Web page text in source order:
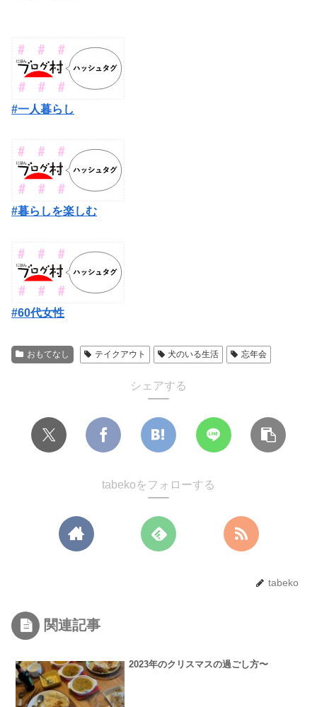
#一人暮らし
#暮らしを楽しむ
#60代女性
おもてなし テイクアウト 犬のいる生活 忘年会
シェアする
tabekoをフォローする
tabeko
関連記事
2023年のクリスマスの過ごし方〜